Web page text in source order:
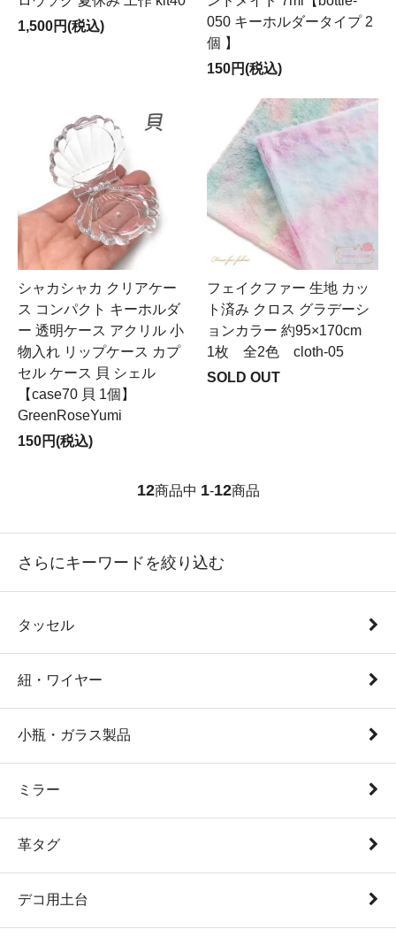
1,500円(税込)
050 キーホルダータイプ 2
個 】
150円(税込)
シャカシャカ クリアケー
ス コンパクト キーホルダ
ー 透明ケース アクリル 小
物入れ リップケース カプ
セル ケース 貝 シェル
【case70 貝 1個】
GreenRoseYumi
150円(税込)
フェイクファー 生地 カッ
ト済み クロス グラデーシ
ョンカラー 約95×170cm
1枚 全2色 cloth-05
SOLD OUT
12商品中 1-12商品
さらにキーワードを絞り込む
タッセル
紐・ワイヤー
小瓶・ガラス製品
ミラー
革タグ
デコ用土台